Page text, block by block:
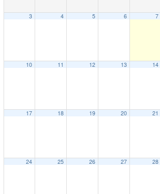
3 4 5 6 7
10 11 12 13 14
17 18 19 20 21
24 25 26 27 28